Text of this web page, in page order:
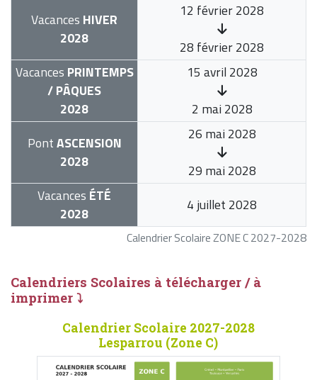
Calendrier Scolaire ZONE C 2027-2028
Vacances HIVER
2028
12 février 2028
28 février 2028
Vacances PRINTEMPS
/ PÂQUES
2028
15 avril 2028
2 mai 2028
PontASCENSION
2028
26 mai 2028
29 mai 2028
Vacances ÉTÉ
2028
4 juillet 2028
Calendriers Scolaires à télécharger / à
imprimer ⤵
Calendrier Scolaire 2027-2028
Lesparrou (Zone C)